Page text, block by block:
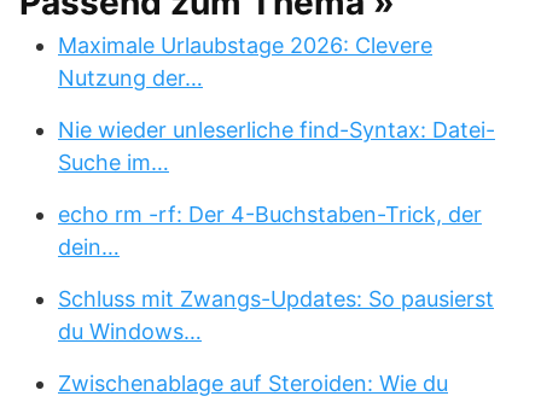
Maximale Urlaubstage 2026: Clevere
Nutzung der…
Nie wieder unleserliche find-Syntax: Datei-
Suche im…
echo rm -rf: Der 4-Buchstaben-Trick, der
dein…
Schluss mit Zwangs-Updates: So pausierst
du Windows…
Zwischenablage auf Steroiden: Wie du